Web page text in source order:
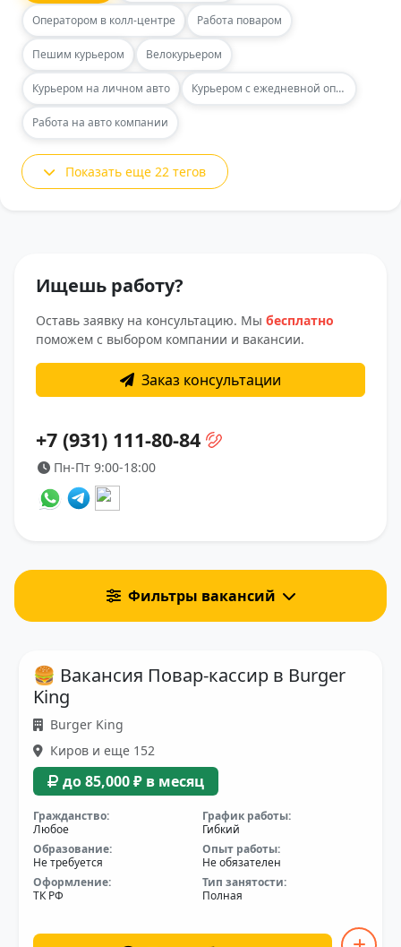
Оператором в колл-центре Работа поваром
Пешим курьером Велокурьером
Курьером на личном авто Курьером с ежедневной оплатой
Работа на авто компании
Показать еще 22 тегов
Фильтры вакансий
Ищешь работу?
Оставь заявку на консультацию. Мы бесплатно
поможем с выбором компании и вакансии.
Заказ консультации
+7 (931) 111-80-84
Пн-Пт 9:00-18:00
🍔 Вакансия Повар-кассир в Burger
King
Burger King
Киров и еще 152
до 85,000 ₽ в месяц
Гражданство:
Любое
График работы:
Гибкий
Образование:
Не требуется
Опыт работы:
Не обязателен
Оформление:
ТК РФ
Тип занятости:
Полная